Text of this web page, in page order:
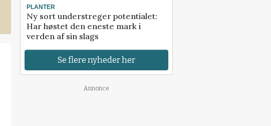
PLANTER
Ny sort understreger potentialet:
Har høstet den eneste mark i
verden af sin slags
Se flere nyheder her
Annonce